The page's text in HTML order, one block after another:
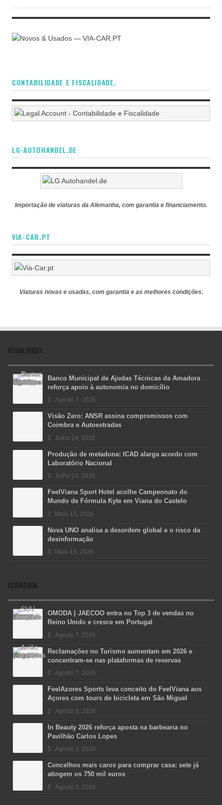
CONTABILIDADE E FISCALIDADE.
LG-AUTOHANDEL.DE
Importação de viaturas da Alemanha, com garantia e financiamento.
VIA-CAR.PT
Viaturas novas e usadas, com garantia e as melhores condições.
ATUALIDADE
Banco Municipal de Ajudas Técnicas da Amadora
reforça apoio à autonomia no domicílio
Agosto 7, 2026
Visão Zero: ANSR assina compromissos com
Coimbra e Autoestradas
Julho 24, 2026
Produção de metadona: ICAD alarga acordo com
Laboratório Nacional
Julho 24, 2026
FeelViana Sport Hotel acolhe Campeonato do
Mundo de Fórmula Kyte em Viana do Castelo
Maio 15, 2026
Nova UNO analisa a desordem global e o risco da
desinformação
Maio 15, 2026
ECONOMIA
OMODA | JAECOO entra no Top 3 de vendas no
Reino Unido e cresce em Portugal
Agosto 7, 2026
Reclamações no Turismo aumentam em 2026 e
concentram-se nas plataformas de reservas
Agosto 7, 2026
FeelAzores Sports leva conceito do FeelViana aos
Açores com tours de bicicleta em São Miguel
Agosto 5, 2026
In Beauty 2026 reforça aposta na barbearia no
Pavilhão Carlos Lopes
Agosto 3, 2026
Concelhos mais caros para comprar casa: sete já
atingem os 750 mil euros
Agosto 3, 2026